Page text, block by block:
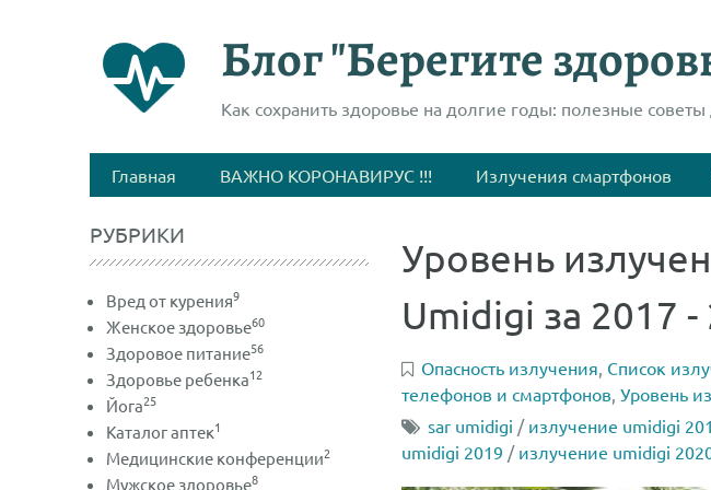
Блог "Берегите
Как сохранить здоровье на долгие годы: полезные
Главная ВАЖНО КОРОНАВИРУС !!! Излучения смартфонов
РУБРИКИ
Вред от курения9
Женское здоровье60
Здоровое питание56
Здоровье ребенка12
Йога25
Каталог аптек1
Медицинские конференции2
Мужское здоровье8
Уровень
Umidigi за 2017 -
Опасность излучения, Список
телефонов и смартфонов, Уровень
sar umidigi / излучение umidigi
umidigi 2019 / излучение umidigi